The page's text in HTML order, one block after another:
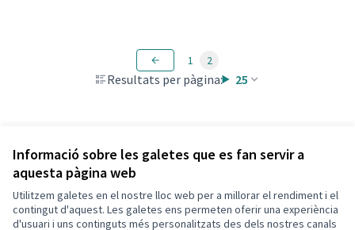
Informació sobre les galetes que es fan servir a
aquesta pàgina web
Utilitzem galetes en el nostre lloc web per a millorar el rendiment i el
contingut d'aquest. Les galetes ens permeten oferir una experiència
d'usuari i uns continguts més personalitzats des dels nostres canals
Resultats per pàgina: 25
1 2
Veure totes les propostes retirades
Termes i condicions d'ús
Configuració de les galetes
Decidim Calafell a X
Decidim Calafell a Facebook
Decidim Calafell a YouTube
Decidim Calafell a GitHub